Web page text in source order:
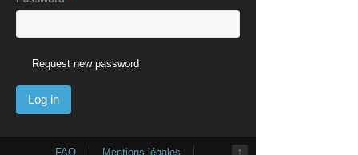
Request new password
↑
FAQ Mentions légales